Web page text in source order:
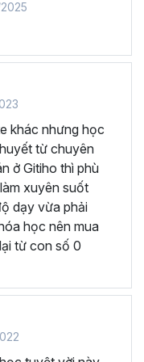
công sức để xử lý
biết những thứ
Việt Nam
vị trí kế toán, xử
thạo Excel xử lý
học vềThủ thuật
với hơn7h+ học
nhận được nhiều lợi
độ chuyên môn
dặn đã và đang đào
MIC, Tập
khác nhưng học
từ chuyên
ở Gitiho thì phù
xuyên suốt
dạy vừa phải
học nên mua
từ con số 0